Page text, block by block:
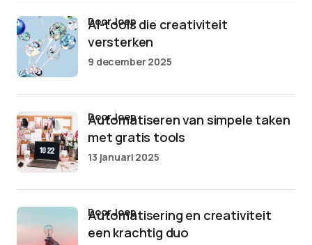
AI-tools die creativiteit
versterken
door Joep
9 december 2025
Automatiseren van simpele taken
met gratis tools
door Joep
13 januari 2025
Automatisering en creativiteit
een krachtig duo
door Joep